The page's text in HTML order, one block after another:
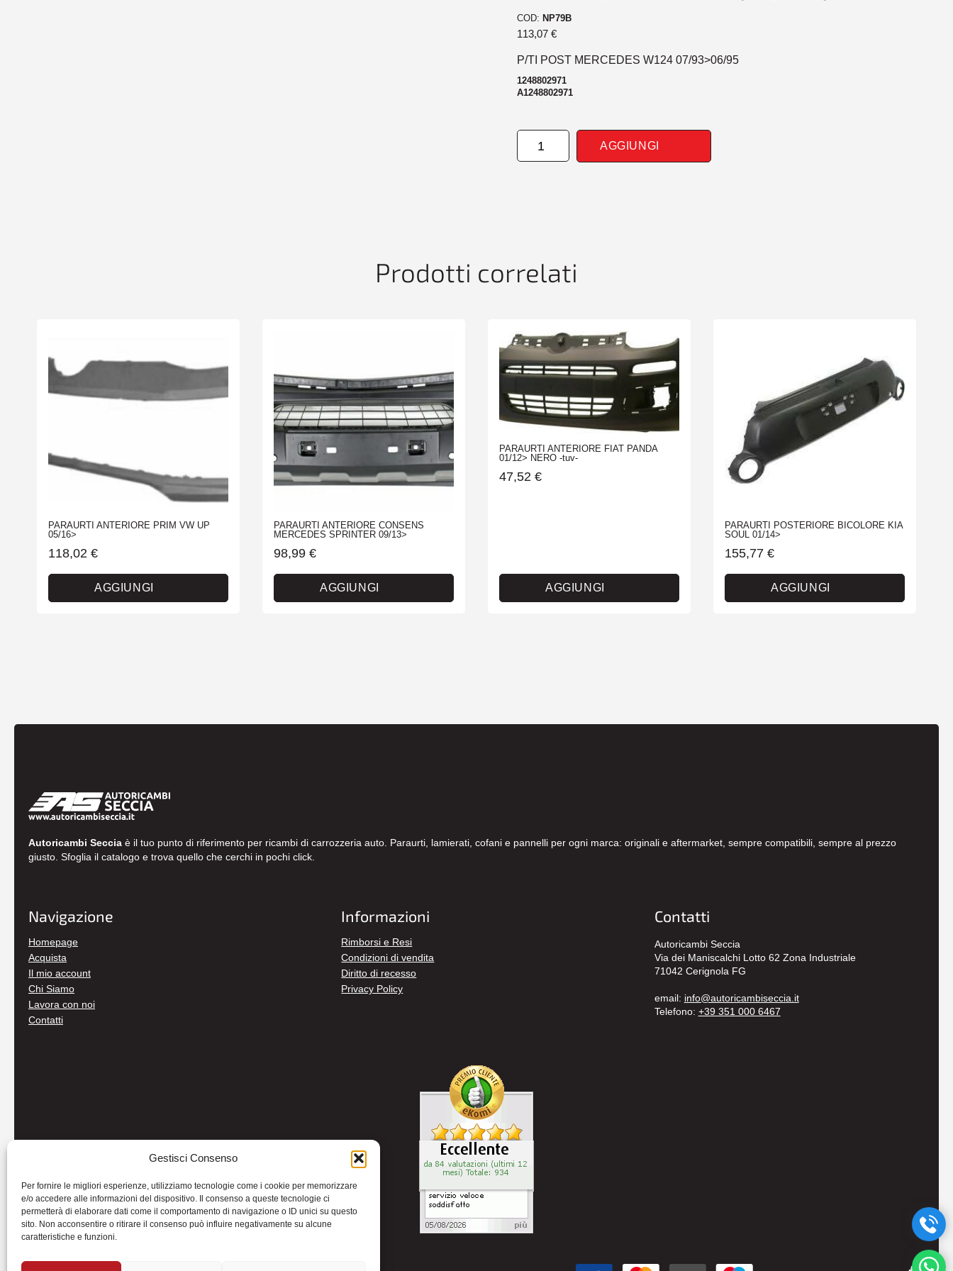
Gestisci Consenso
Per fornire le migliori esperienze, utilizziamo tecnologie come i cookie per memorizzare
e/o accedere alle informazioni del dispositivo. Il consenso a queste tecnologie ci
permetterà di elaborare dati come il comportamento di navigazione o ID unici su questo
sito. Non acconsentire o ritirare il consenso può influire negativamente su alcune
caratteristiche e funzioni.
COD: NP79B
113,07 €
P/TI POST MERCEDES W124 07/93>06/95
1248802971
A1248802971
PARAURTI
POSTERIORE
AGGIUNGI
Prodotti correlati
PARAURTI ANTERIORE PRIM VW UP
05/16>
118,02 €
AGGIUNGI
PARAURTI ANTERIORE CONSENS
MERCEDES SPRINTER 09/13>
98,99 €
AGGIUNGI
PARAURTI ANTERIORE FIAT PANDA
01/12> NERO -tuv-
47,52 €
AGGIUNGI
PARAURTI POSTERIORE BICOLORE KIA
SOUL 01/14>
155,77 €
AGGIUNGI
Autoricambi Seccia è il tuo punto di riferimento per ricambi di carrozzeria auto. Paraurti, lamierati, cofani e pannelli per ogni marca: originali e aftermarket, sempre compatibili, sempre al prezzo
giusto. Sfoglia il catalogo e trova quello che cerchi in pochi click.
Navigazione
Homepage
Acquista
Il mio account
Chi Siamo
Lavora con noi
Contatti
Informazioni
Rimborsi e Resi
Condizioni di vendita
Diritto di recesso
Privacy Policy
Contatti
Autoricambi Seccia
Via dei Maniscalchi Lotto 62 Zona Industriale
71042 Cerignola FG
email: info@autoricambiseccia.it
Telefono: +39 351 000 6467